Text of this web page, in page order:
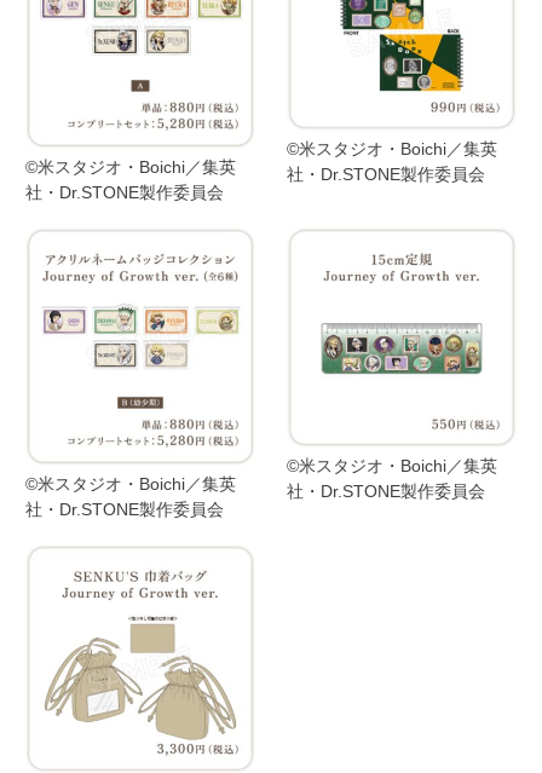
©米スタジオ・Boichi／集英
社・Dr.STONE製作委員会
©米スタジオ・Boichi／集英
社・Dr.STONE製作委員会
©米スタジオ・Boichi／集英
社・Dr.STONE製作委員会
©米スタジオ・Boichi／集英
社・Dr.STONE製作委員会